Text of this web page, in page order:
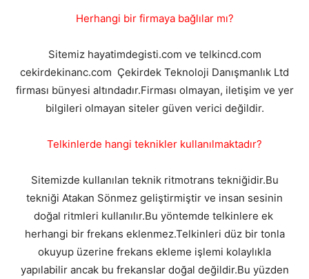
Herhangi bir firmaya bağlılar mı?
Sitemiz hayatimdegisti.com ve telkincd.com
cekirdekinanc.com Çekirdek Teknoloji Danışmanlık Ltd
firması bünyesi altındadır.Firması olmayan, iletişim ve yer
bilgileri olmayan siteler güven verici değildir.
Telkinlerde hangi teknikler kullanılmaktadır?
Sitemizde kullanılan teknik ritmotrans tekniğidir.Bu
tekniği Atakan Sönmez geliştirmiştir ve insan sesinin
doğal ritmleri kullanılır.Bu yöntemde telkinlere ek
herhangi bir frekans eklenmez.Telkinleri düz bir tonla
okuyup üzerine frekans ekleme işlemi kolaylıkla
yapılabilir ancak bu frekanslar doğal değildir.Bu yüzden